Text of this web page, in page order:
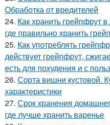
Обработка от вредителей
24. Как хранить грейпфрут
где правильно хранить
25. Как употреблять
действует грейпфрут,
есть для похудения и с
26. Сорта вишни кустовой.
характеристики
27. Срок хранения
где лучше хранить варенье